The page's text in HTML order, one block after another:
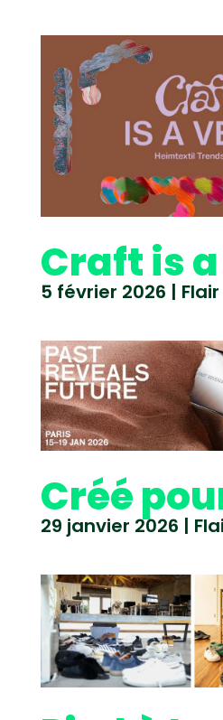
Craft is
5 février 2026 | Flair
Créé
29 janvier 2026 |